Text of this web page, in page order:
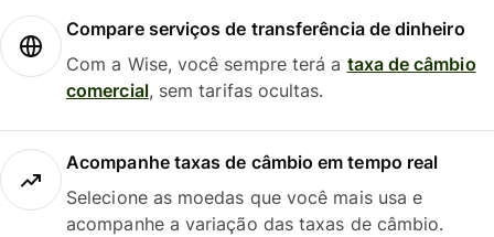
Compare serviços de transferência de dinheiro
Com a Wise, você sempre terá a taxa de câmbio
comercial, sem tarifas ocultas.
Acompanhe taxas de câmbio em tempo real
Selecione as moedas que você mais usa e
acompanhe a variação das taxas de câmbio.